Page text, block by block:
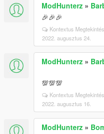
ModHunterz »
🎉🎉🎉
Kontextus
2022. augusztus 24.
ModHunterz »
💯💯💯
Kontextus
2022. augusztus 16.
ModHunterz »